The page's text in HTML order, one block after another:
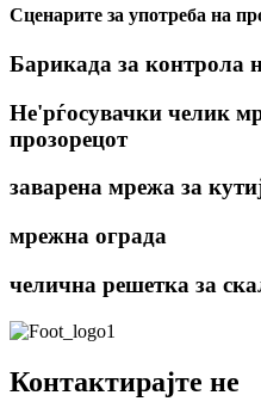
Сценарите за употреба на
Барикада за контрола
Не'рѓосувачки челик
прозорецот
заварена мрежа за
мрежна ограда
челична решетка за
Контактирајте не